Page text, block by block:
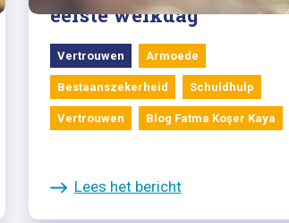
eerste werkdag
Vertrouwen Armoede
Bestaanszekerheid Schuldhulp
Vertrouwen Blog Fatma Koşer Kaya
Lees het bericht